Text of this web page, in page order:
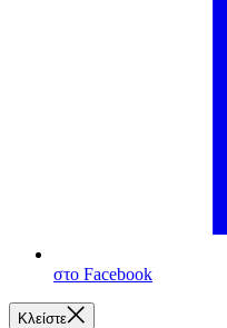
στο Facebook
Κλείστε